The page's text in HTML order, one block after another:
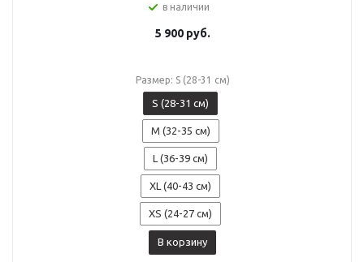
в наличии
5 900руб.
Размер: S (28-31 см)
S (28-31 см)
M (32-35 см)
L (36-39 см)
XL (40-43 см)
XS (24-27 см)
В корзину